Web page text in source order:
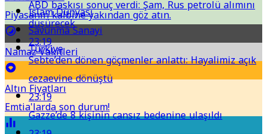
Piyasanın kalbine yakından göz atın.
Namaz Vakitleri
Altın Fiyatları
Emtia'larda son durum!
İslam Dünyası
Savunma Sanayi
Türkiye
ABD baskısı sonuç verdi: Şam, Rus petrolü alımını
düşürecek
23:19
Sebte’den dönen göçmenler anlattı: Hayalimiz açık
cezaevine dönüştü
23:19
Gazze’de 8 kişinin cansız bedenine ulaşıldı